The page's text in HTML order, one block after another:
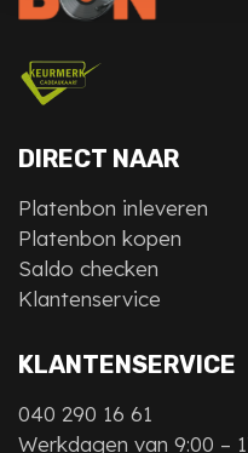
DIRECT NAAR
Platenbon inleveren
Platenbon kopen
Saldo checken
Klantenservice
KLANTENSERVICE
040 290 16 61
Werkdagen van 9:00 –